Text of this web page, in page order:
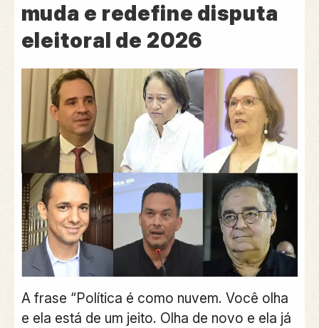
muda e redefine disputa
eleitoral de 2026
A frase “Política é como nuvem. Você olha
e ela está de um jeito. Olha de novo e ela já